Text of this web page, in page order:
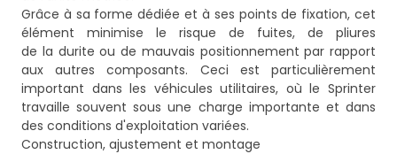
Grâce à sa forme dédiée et à ses points de fixation, cet
élément minimise le risque de fuites, de pliures
de la durite ou de mauvais positionnement par rapport
aux autres composants. Ceci est particulièrement
important dans les véhicules utilitaires, où le Sprinter
travaille souvent sous une charge importante et dans
des conditions d'exploitation variées.
Construction, ajustement et montage